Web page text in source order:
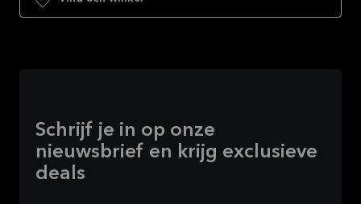
Schrijf je in op onze
nieuwsbrief en krijg exclusieve
deals